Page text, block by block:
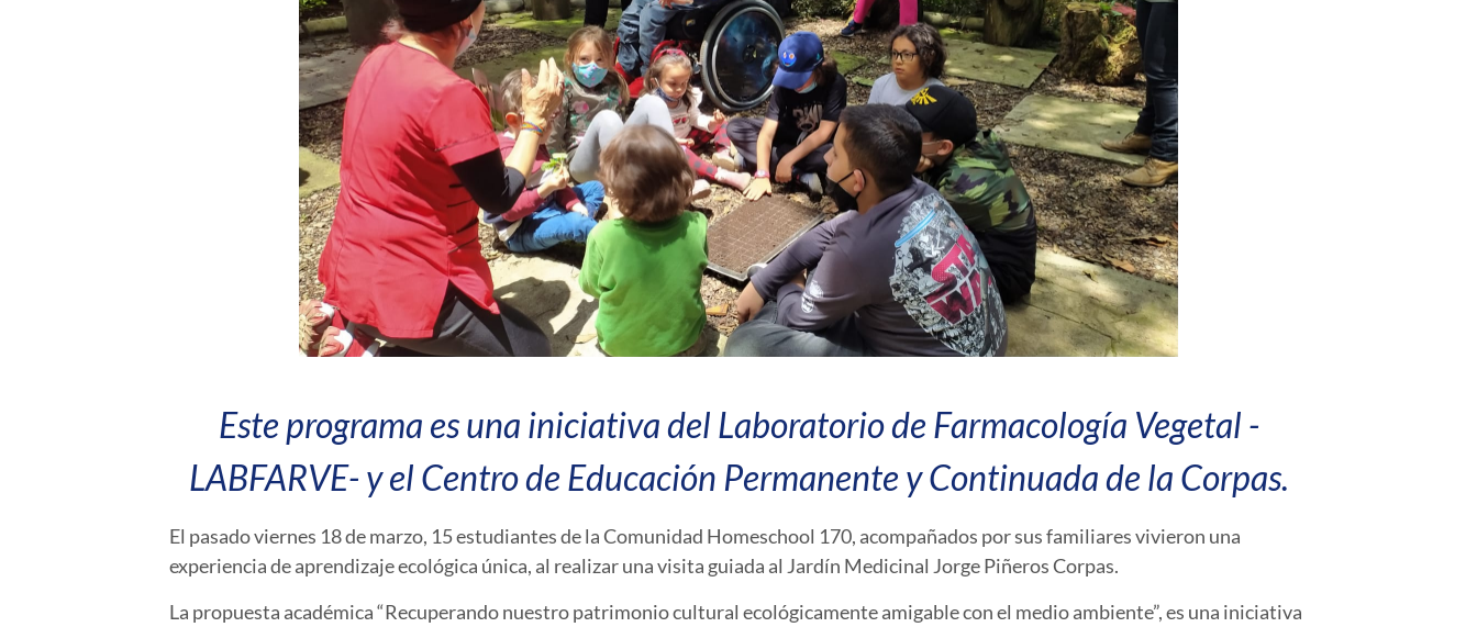
Este programa es una iniciativa del Laboratorio de Farmacología Vegetal -
LABFARVE- y el Centro de Educación Permanente y Continuada de la Corpas.
El pasado viernes 18 de marzo, 15 estudiantes de la Comunidad Homeschool 170, acompañados por sus familiares vivieron una
experiencia de aprendizaje ecológica única, al realizar una visita guiada al Jardín Medicinal Jorge Piñeros Corpas.
La propuesta académica “Recuperando nuestro patrimonio cultural ecológicamente amigable con el medio ambiente”, es una iniciativa